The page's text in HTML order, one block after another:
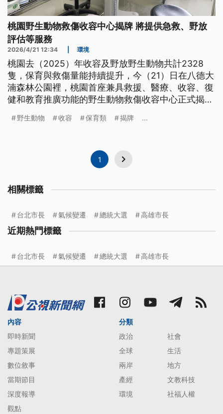
桃園野生動物救傷收容中心揭牌 將提供急救、野放
評估等服務
2026/4/21 12:34 環境
桃園去（2025）年收容及野放野生動物共計2328
隻，保育與救傷量能持續提升，今（21）日在八德大
湳森林公園裡，桃園首座兼具救援、醫療、收容、復
健和教育推廣功能的野生動物救傷收容中心正式揭牌
野生動物 收容 保育類 揭牌 ...
1
相關標籤
台北市長 氣候變遷 總統大選 高雄市長
近期熱門標籤
台北市長 氣候變遷 總統大選 高雄市長
內容
即時新聞
專題策展
數位敘事
當期節目
深度報導
觀點
分類
政治
社會
全球
生活
兩岸
地方
產經
文教科技
環境
社福人權